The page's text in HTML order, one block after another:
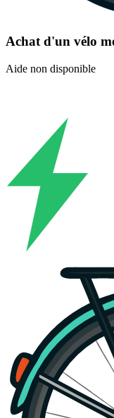
Achat d'un vélo
Aide non disponible